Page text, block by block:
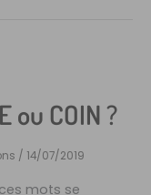
ou COIN ?
/ 14/07/2019
mots se